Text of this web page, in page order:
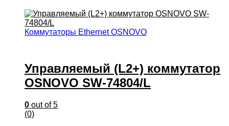
Коммутаторы Ethernet OSNOVO
Управляемый (L2+) коммутатор
OSNOVO SW-74804/L
0 out of 5
(0)